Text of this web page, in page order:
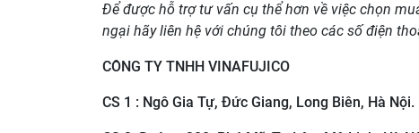
Để được hỗ trợ tư vấn cụ thể hơn về việc chọn
ngại hãy liên hệ với chúng tôi theo các số điện
CÔNG TY TNHH VINAFUJICO
CS 1 : Ngô Gia Tự, Đức Giang, Long Biên, Hà Nội.